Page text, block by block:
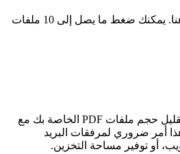
اسحب وأفلت ملفات PDF هنا. يمكنك ضغط ما يصل إلى 10 ملفات
تعمل أداة ضغط PDF على تقليل حجم ملفات PDF الخاصة بك مع
أمر ضروري لمرفقات البريد
أو توفير مساحة التخزين.